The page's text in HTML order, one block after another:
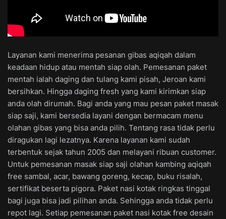
Layanan kami menerima pesanan gibas aqiqah dalam
keadaan hidup atau mentah siap olah. Pemesanan paket
mentah ialah daging dan tulang kami pisah, Jeroan kami
bersihkan. Hingga daging fresh yang kami kirimkan siap
anda olah dirumah. Bagi anda yang mau pesan paket masak
siap saji, kami bersedia layani dengan bermacam menu
olahan gibas yang bisa anda pilih. Tentang rasa tidak perlu
diragukan lagi lezatnya. Karena layanan kami sudah
terbentuk sejak tahun 2005 dan melayani ribuan customer.
Untuk pemesanan masak siap saji olahan kambing aqiqah
free sambal, acar, bawang goreng, kecap, buku risalah,
sertifikat beserta pigora. Paket nasi kotak ringkas tinggal
bagi juga bisa jadi pilihan anda. Sehingga anda tidak perlu
repot lagi. Setiap pemesanan paket nasi kotak free desain